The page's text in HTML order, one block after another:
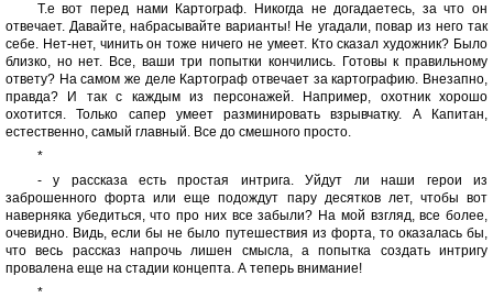
Т.е вот перед нами Картограф. Никогда не догадаетесь, за что он
отвечает. Давайте, набрасывайте варианты! Не угадали, повар из него так
себе. Нет-нет, чинить он тоже ничего не умеет. Кто сказал художник? Было
близко, но нет. Все, ваши три попытки кончились. Готовы к правильному
ответу? На самом же деле Картограф отвечает за картографию. Внезапно,
правда? И так с каждым из персонажей. Например, охотник хорошо
охотится. Только сапер умеет разминировать взрывчатку. А Капитан,
естественно, самый главный. Все до смешного просто.
*
- у рассказа есть простая интрига. Уйдут ли наши герои из
заброшенного форта или еще подождут пару десятков лет, чтобы вот
наверняка убедиться, что про них все забыли? На мой взгляд, все более,
очевидно. Видь, если бы не было путешествия из форта, то оказалась бы,
что весь рассказ напрочь лишен смысла, а попытка создать интригу
провалена еще на стадии концепта. А теперь внимание!
*